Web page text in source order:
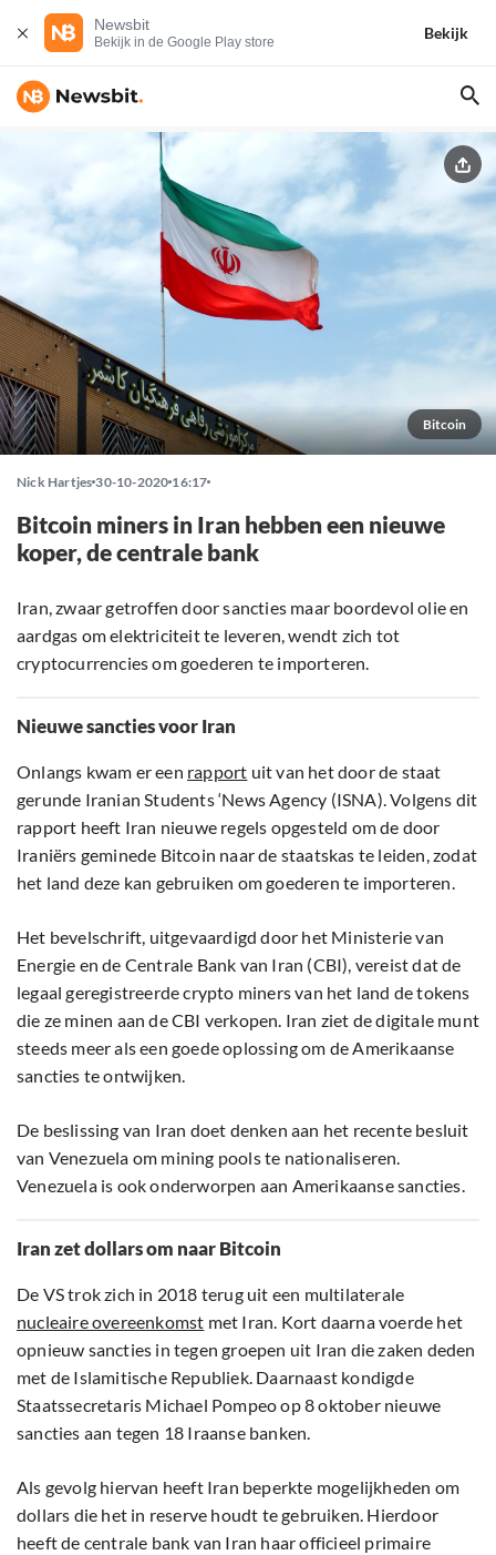
Newsbit
Bekijk in de Google Play store
Bekijk
Bitcoin
Nick Hartjes 30-10-2020 16:17
Bitcoin miners in Iran hebben een nieuwe
koper, de centrale bank
Iran, zwaar getroffen door sancties maar boordevol olie en
aardgas om elektriciteit te leveren, wendt zich tot
cryptocurrencies om goederen te importeren.
Nieuwe sancties voor Iran
Onlangs kwam er een rapport uit van het door de staat
gerunde Iranian Students ‘News Agency (ISNA). Volgens dit
rapport heeft Iran nieuwe regels opgesteld om de door
Iraniërs geminede Bitcoin naar de staatskas te leiden, zodat
het land deze kan gebruiken om goederen te importeren.
Het bevelschrift, uitgevaardigd door het Ministerie van
Energie en de Centrale Bank van Iran (CBI), vereist dat de
legaal geregistreerde crypto miners van het land de tokens
die ze minen aan de CBI verkopen. Iran ziet de digitale munt
steeds meer als een goede oplossing om de Amerikaanse
sancties te ontwijken.
De beslissing van Iran doet denken aan het recente besluit
van Venezuela om mining pools te nationaliseren.
Venezuela is ook onderworpen aan Amerikaanse sancties.
Iran zet dollars om naar Bitcoin
De VS trok zich in 2018 terug uit een multilaterale
nucleaire overeenkomst met Iran. Kort daarna voerde het
opnieuw sancties in tegen groepen uit Iran die zaken deden
met de Islamitische Republiek. Daarnaast kondigde
Staatssecretaris Michael Pompeo op 8 oktober nieuwe
sancties aan tegen 18 Iraanse banken.
Als gevolg hiervan heeft Iran beperkte mogelijkheden om
dollars die het in reserve houdt te gebruiken. Hierdoor
heeft de centrale bank van Iran haar officieel primaire